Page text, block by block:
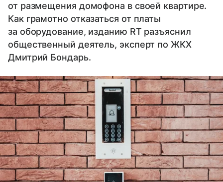
от размещения домофона в своей квартире.
Как грамотно отказаться от платы
за оборудование, изданию RT разъяснил
общественный деятель, эксперт по ЖКХ
Дмитрий Бондарь.